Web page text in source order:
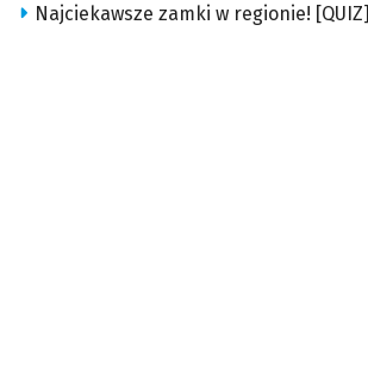
Najciekawsze zamki w regionie! [QUIZ]